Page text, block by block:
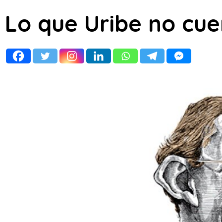
Lo que Uribe no